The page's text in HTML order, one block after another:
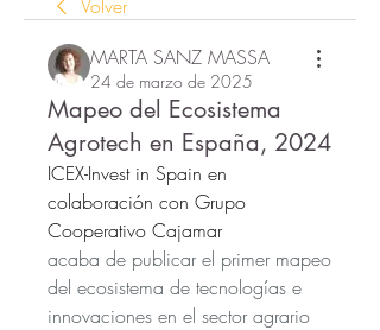
Volver
MARTA SANZ MASSA
24 de marzo de 2025
Mapeo del Ecosistema
Agrotech en España, 2024
ICEX-Invest in Spain en
colaboración con Grupo
Cooperativo Cajamar
acaba de publicar el primer mapeo
del ecosistema de tecnologías e
innovaciones en el sector agrario